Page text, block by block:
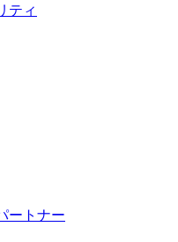
ティ
ートナー